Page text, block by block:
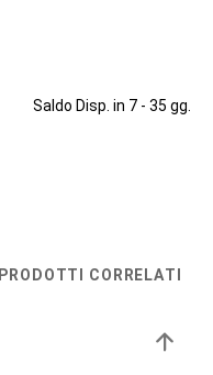
Saldo Disp. in 7 - 35 gg.
PRODOTTI CORRELATI